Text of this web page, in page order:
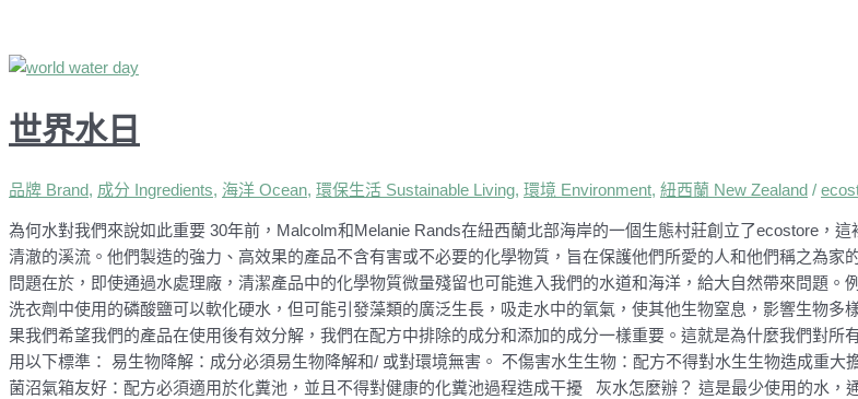
世界水日
品牌 Brand, 成分 Ingredients, 海洋 Ocean, 環保生活 Sustainable Living, 環境 Environment, 紐西蘭 New Zealand /
為何水對我們來說如此重要 30年前，Malcolm和Melanie Rands在紐西蘭北部海岸的一個生態村莊創立了ecostore，這
清澈的溪流。他們製造的強力、高效果的產品不含有害或不必要的化學物質，旨在保護他們所愛的人和他們稱之為家
問題在於，即使通過水處理廠，清潔產品中的化學物質微量殘留也可能進入我們的水道和海洋，給大自然帶來問題。
洗衣劑中使用的磷酸鹽可以軟化硬水，但可能引發藻類的廣泛生長，吸走水中的氧氣，使其他生物窒息，影響生物多
果我們希望我們的產品在使用後有效分解，我們在配方中排除的成分和添加的成分一樣重要。這就是為什麼我們對所
用以下標準： 易生物降解：成分必須易生物降解和/ 或對環境無害。 不傷害水生生物：配方不得對水生生物造成重大
菌沼氣箱友好：配方必須適用於化糞池，並且不得對健康的化糞池過程造成干擾 灰水怎麼辦？ 這是最少使用的水，